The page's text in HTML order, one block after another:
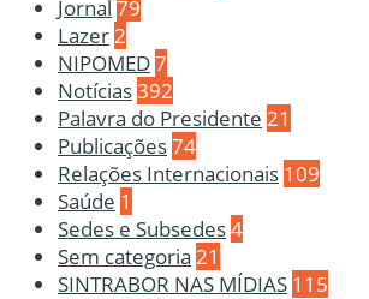
Jornal 79
Lazer 2
NIPOMED7
Notícias392
Palavra do Presidente 21
Publicações74
Relações Internacionais 109
Saúde 1
Sedes e Subsedes4
Sem categoria 21
SINTRABOR NAS MÍDIAS 115